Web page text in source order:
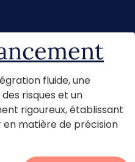
fluide, une
risques et un
rigoureux, établissant
matière de précision